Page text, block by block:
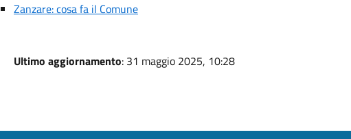
Zanzare: cosa fa il Comune
Ultimo aggiornamento: 31 maggio 2025, 10:28